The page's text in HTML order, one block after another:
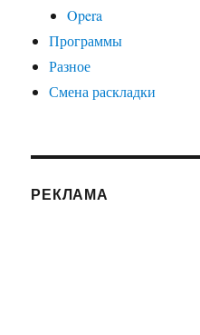
Opera
Программы
Разное
Смена раскладки
РЕКЛАМА